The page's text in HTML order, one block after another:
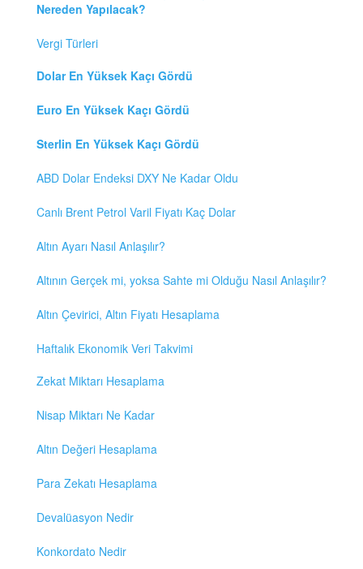
Nereden Yapılacak?
Vergi Türleri
Dolar En Yüksek Kaçı Gördü
Euro En Yüksek Kaçı Gördü
Sterlin En Yüksek Kaçı Gördü
ABD Dolar Endeksi DXY Ne Kadar Oldu
Canlı Brent Petrol Varil Fiyatı Kaç Dolar
Altın Ayarı Nasıl Anlaşılır?
Altının Gerçek mi, yoksa Sahte mi Olduğu Nasıl Anlaşılır?
Altın Çevirici, Altın Fiyatı Hesaplama
Haftalık Ekonomik Veri Takvimi
Zekat Miktarı Hesaplama
Nisap Miktarı Ne Kadar
Altın Değeri Hesaplama
Para Zekatı Hesaplama
Devalüasyon Nedir
Konkordato Nedir